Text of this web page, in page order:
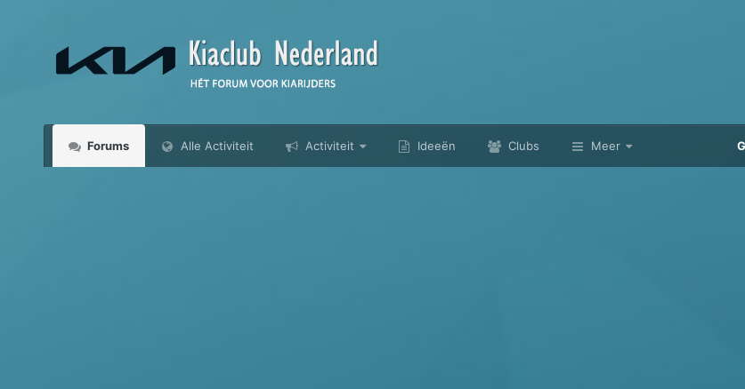
Forums Alle Activiteit Activiteit Ideeën Clubs Meer